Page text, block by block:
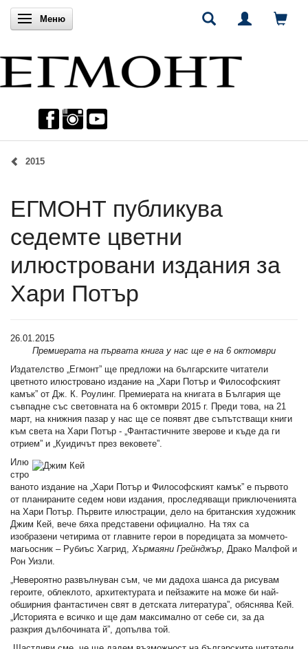
Включи навигацията
Меню
2015
ЕГМОНТ публикува
седемте цветни
илюстровани издания за
Хари Потър
26.01.2015
Премиерата на първата книга у нас ще е на 6 октомври
Издателство „Егмонт” ще предложи на българските читатели
цветното илюстровано издание на „Хари Потър и Философският
камък” от Дж. К. Роулинг. Премиерата на книгата в България ще
съвпадне със световната на 6 октомври 2015 г. Преди това, на 21
март, на книжния пазар у нас ще се появят две съпътстващи книги
към света на Хари Потър - „Фантастичните зверове и къде да ги
отрием” и „Куидичът през вековете”.
Илю
стро
ваното издание на „Хари Потър и Философският камък” е първото
от планираните седем нови издания, проследяващи приключенията
на Хари Потър. Първите илюстрации, дело на британския художник
Джим Кей, вече бяха представени официално. На тях са
изобразени четирима от главните герои в поредицата за момчето-
магьосник – Рубиъс Хагрид, Хърмаяни Грейнджър , Драко Малфой и
Рон Уизли.
„Невероятно развълнуван съм, че ми дадоха шанса да рисувам
героите, облеклото, архитектурата и пейзажите на може би най-
обширния фантастичен свят в детската литература”, обяснява Кей.
„Историята е всичко и ще дам максимално от себе си, за да
разкрия дълбочината й”, допълва той.